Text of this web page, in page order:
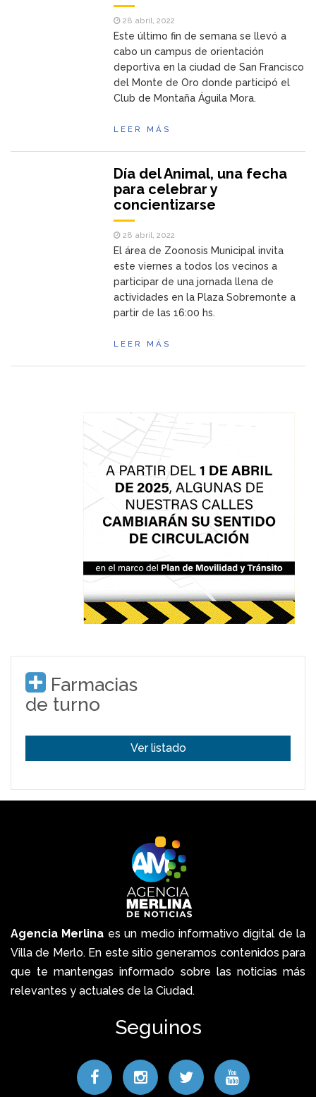
28 abril, 2022
Este último fin de semana se llevó a
cabo un campus de orientación
deportiva en la ciudad de San Francisco
del Monte de Oro donde participó el
Club de Montaña Águila Mora.
LEER MÁS
Día del Animal, una fecha
para celebrar y
concientizarse
28 abril, 2022
El área de Zoonosis Municipal invita
este viernes a todos los vecinos a
participar de una jornada llena de
actividades en la Plaza Sobremonte a
partir de las 16:00 hs.
LEER MÁS
Farmacias
de turno
Ver listado
Agencia Merlina es un medio informativo digital de la
Villa de Merlo. En este sitio generamos contenidos para
que te mantengas informado sobre las noticias más
relevantes y actuales de la Ciudad.
Seguinos